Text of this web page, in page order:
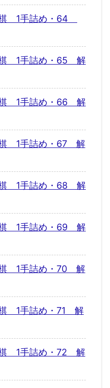
棋 1手詰め・64
棋 1手詰め・65 解
棋 1手詰め・66 解
棋 1手詰め・67 解
棋 1手詰め・68 解
棋 1手詰め・69 解
棋 1手詰め・70 解
棋 1手詰め・71 解
棋 1手詰め・72 解